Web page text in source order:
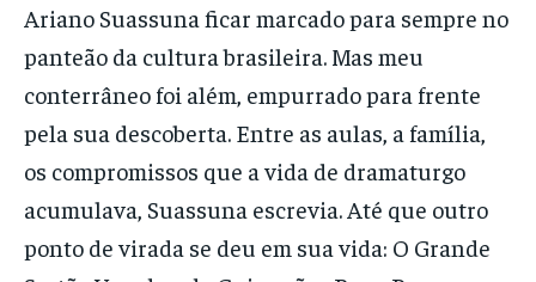
Ariano Suassuna ficar marcado para sempre no
panteão da cultura brasileira. Mas meu
conterrâneo foi além, empurrado para frente
pela sua descoberta. Entre as aulas, a família,
os compromissos que a vida de dramaturgo
acumulava, Suassuna escrevia. Até que outro
ponto de virada se deu em sua vida: O Grande